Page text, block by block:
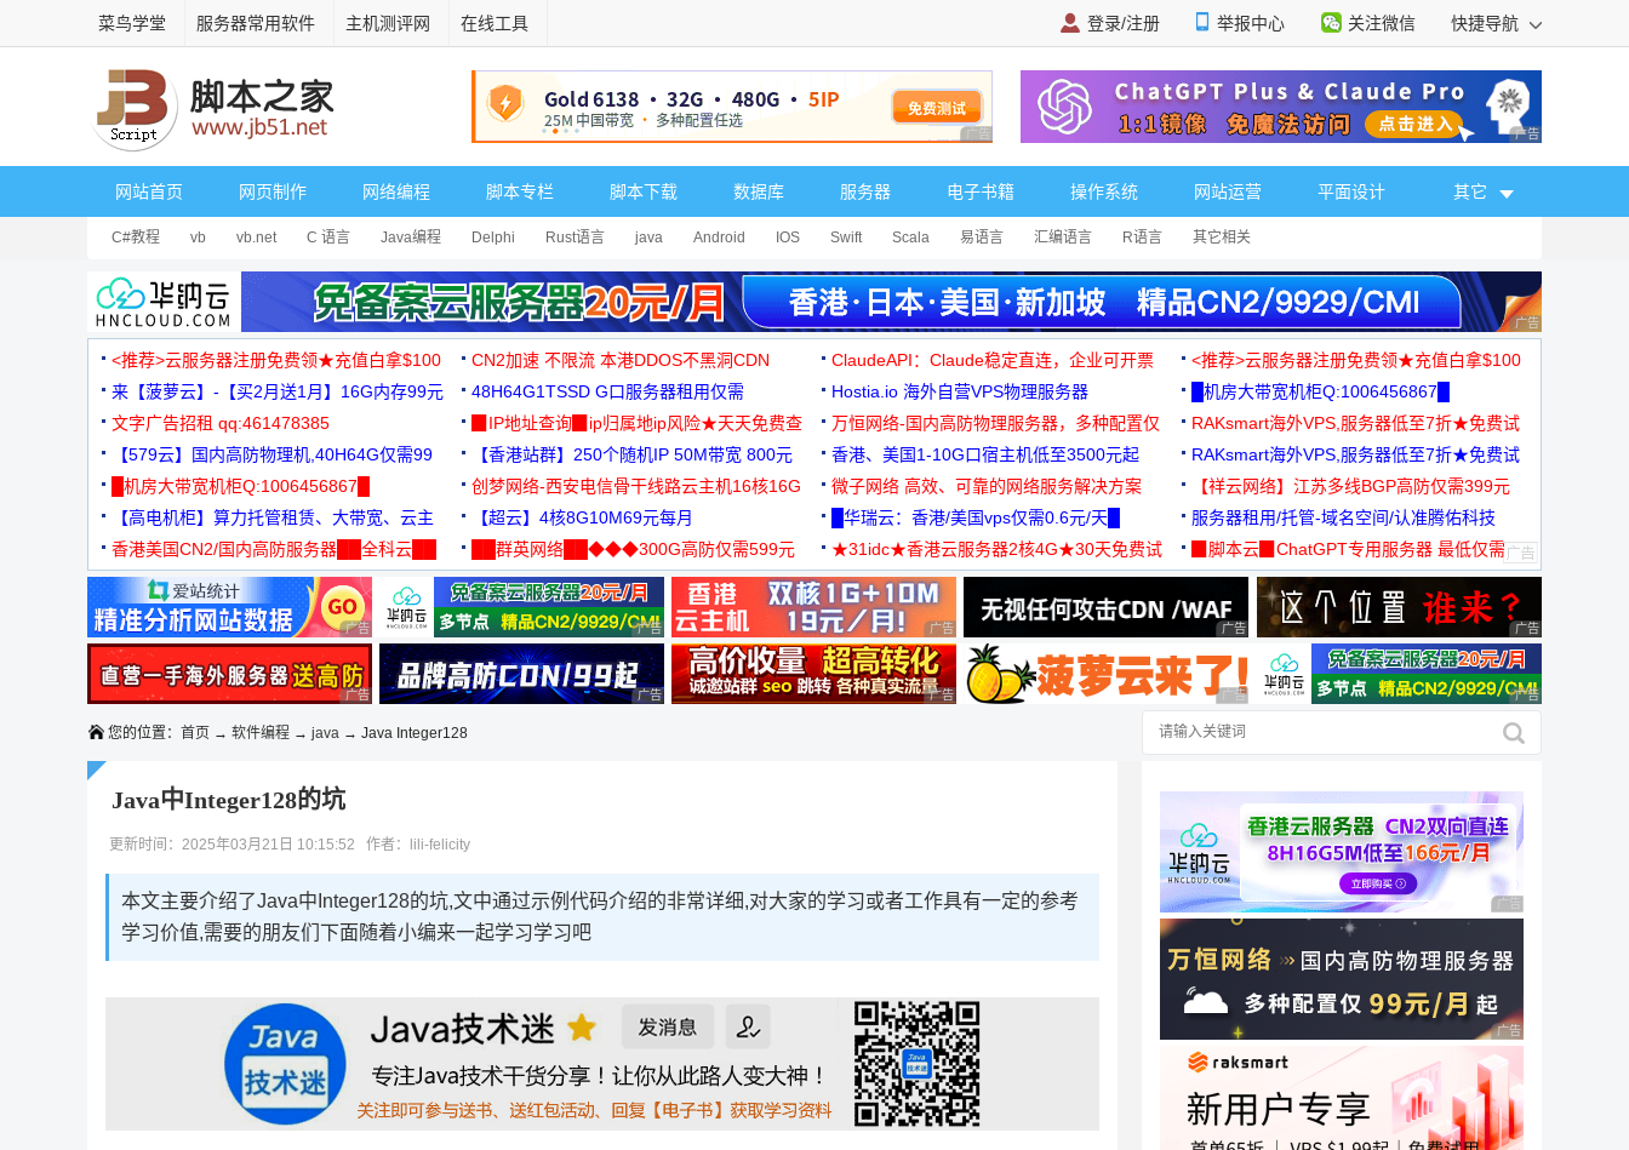
菜鸟学堂 服务器常用软件 主机测评网 在线工具 登录/注册 举报中心 关注微信 快捷导航
广告 商业广告，理性选择 广告 商业广告，理
网站首页 网页制作 网络编程 脚本专栏 脚本下载 数据库 服务器 电子书籍 操作系统 网站运营 平面设计 其它
C#教程 vb vb.net C 语言 Java编程 Delphi Rust语言 java Android IOS Swift Scala 易语言 汇编语言 R语言 其它相关
广告 商业广告，理
<推荐>云服务器注册免费领★充值白拿$100 CN2加速 不限流 本港DDOS不黑洞CDN ClaudeAPI：Claude稳定直连，企业可开票
<推荐>云服务器注册免费领★充值白拿$100
来【菠萝云】-【买2月送1月】16G内存99元
48H64G1TSSD G口服务器租用仅需
3000+可免费测试
Hostia.io 海外自营VPS物理服务器
█机房大带宽机柜Q:1006456867█
文字广告招租 qq:461478385
▉IP地址查询▉ip归属地ip风险★天天免费查
万恒网络-国内高防物理服务器，多种配置仅
99元/月起
RAKsmart海外VPS,服务器低至7折★免费试
用★
【579云】国内高防物理机,40H64G仅需99
元
【香港站群】250个随机IP 50M带宽 800元 香港、美国1-10G口宿主机低至3500元起
RAKsmart海外VPS,服务器低至7折★免费试
用★
█机房大带宽机柜Q:1006456867█
创梦网络-西安电信骨干线路云主机16核16G
88元/月
微子网络 高效、可靠的网络服务解决方案
【祥云网络】江苏多线BGP高防仅需399元
【高电机柜】算力托管租赁、大带宽、云主
机
【超云】4核8G10M69元每月 █华瑞云：香港/美国vps仅需0.6元/天█
服务器租用/托管-域名空间/认准腾佑科技
香港美国CN2/国内高防服务器██全科云██
██群英网络██◆◆◆300G高防仅需599元
◆◆◆
★31idc★香港云服务器2核4G★30天免费试
用◆
▉脚本云▉ChatGPT专用服务器 最低仅需
19元/月
广告 商业广告，理性选择 广告 商业广告，理性选择 广告 商业广告，理性选择 广告 商业广告，理性选择 广告 商业广告，理
广告 商业广告，理性选择 广告 商业广告，理性选择 广告 商业广告，理性选择 广告 商业广告，理性选择 广告 商业广告，理
您的位置： 首页 → 软件编程 → java → Java Integer128
Java中Integer128的坑
更新时间：2025年03月21日 10:15:52 作者：lili-felicity
本文主要介绍了Java中Integer128的坑,文中通过示例代码介绍的非常详细,对大家的学习或者工作具有一定的参考
学习价值,需要的朋友们下面随着小编来一起学习学习吧
广告 商业广告，理性
广告 商业广告，理性